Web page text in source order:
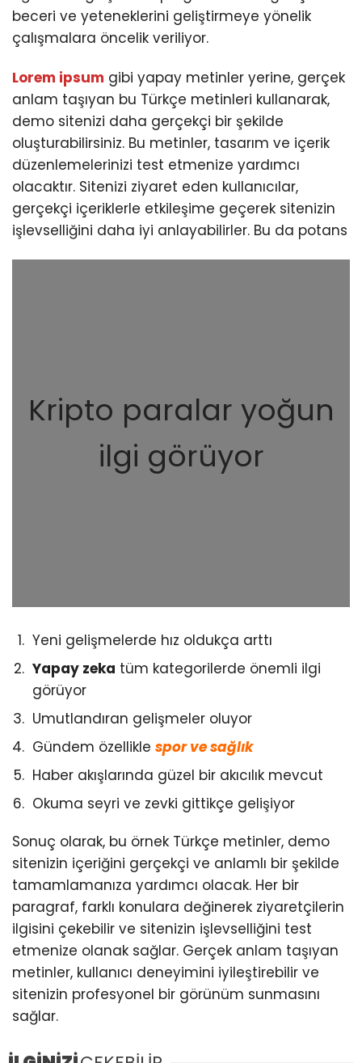
beceri ve yeteneklerini geliştirmeye yönelik
çalışmalara öncelik veriliyor.
Lorem ipsum gibi yapay metinler yerine, gerçek
anlam taşıyan bu Türkçe metinleri kullanarak,
demo sitenizi daha gerçekçi bir şekilde
oluşturabilirsiniz. Bu metinler, tasarım ve içerik
düzenlemelerinizi test etmenize yardımcı
olacaktır. Sitenizi ziyaret eden kullanıcılar,
gerçekçi içeriklerle etkileşime geçerek sitenizin
işlevselliğini daha iyi anlayabilirler. Bu da potans
Kripto paralar yoğun
ilgi görüyor
Yeni gelişmelerde hız oldukça arttı
Yapay zeka tüm kategorilerde önemli ilgi
görüyor
Umutlandıran gelişmeler oluyor
Gündem özellikle spor ve sağlık
Haber akışlarında güzel bir akıcılık mevcut
Okuma seyri ve zevki gittikçe gelişiyor
Sonuç olarak, bu örnek Türkçe metinler, demo
sitenizin içeriğini gerçekçi ve anlamlı bir şekilde
tamamlamanıza yardımcı olacak. Her bir
paragraf, farklı konulara değinerek ziyaretçilerin
ilgisini çekebilir ve sitenizin işlevselliğini test
etmenize olanak sağlar. Gerçek anlam taşıyan
metinler, kullanıcı deneyimini iyileştirebilir ve
sitenizin profesyonel bir görünüm sunmasını
sağlar.